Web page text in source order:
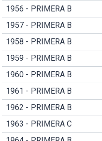
1956 - PRIMERA B
1957 - PRIMERA B
1958 - PRIMERA B
1959 - PRIMERA B
1960 - PRIMERA B
1961 - PRIMERA B
1962 - PRIMERA B
1963 - PRIMERA C